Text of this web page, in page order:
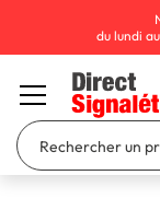
du lundi